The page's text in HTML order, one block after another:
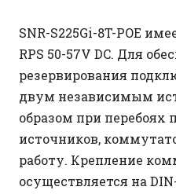
SNR-S225Gi-8T-POE
RPS 50-57V DC. Для
резервирования
двум независимым
образом при перебоях
источников,
работу. Крепление
осуществляется на